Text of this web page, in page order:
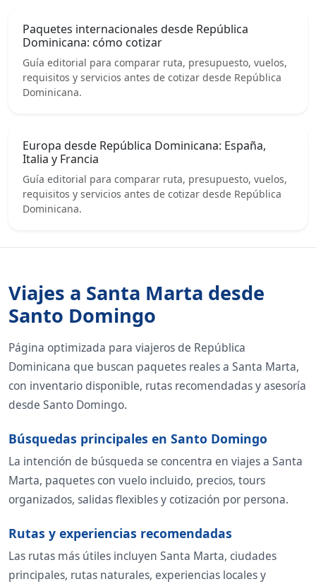
Paquetes internacionales desde República
Dominicana: cómo cotizar
Guía editorial para comparar ruta, presupuesto, vuelos,
requisitos y servicios antes de cotizar desde República
Dominicana.
Europa desde República Dominicana: España,
Italia y Francia
Guía editorial para comparar ruta, presupuesto, vuelos,
requisitos y servicios antes de cotizar desde República
Dominicana.
Viajes a Santa Marta desde
Santo Domingo
Página optimizada para viajeros de República
Dominicana que buscan paquetes reales a Santa Marta,
con inventario disponible, rutas recomendadas y asesoría
desde Santo Domingo.
Búsquedas principales en Santo Domingo
La intención de búsqueda se concentra en viajes a Santa
Marta, paquetes con vuelo incluido, precios, tours
organizados, salidas flexibles y cotización por persona.
Rutas y experiencias recomendadas
Las rutas más útiles incluyen Santa Marta, ciudades
principales, rutas naturales, experiencias locales y